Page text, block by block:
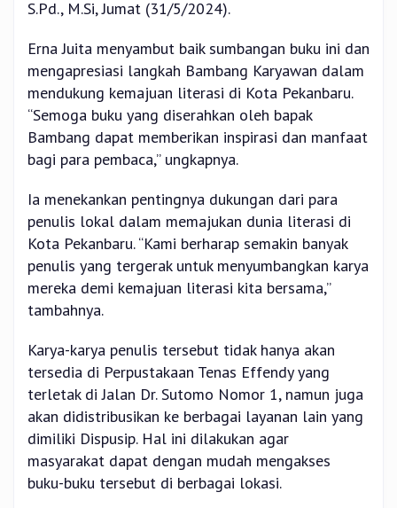
S.Pd., M.Si, Jumat (31/5/2024).
Erna Juita menyambut baik sumbangan buku ini dan
mengapresiasi langkah Bambang Karyawan dalam
mendukung kemajuan literasi di Kota Pekanbaru.
“Semoga buku yang diserahkan oleh bapak
Bambang dapat memberikan inspirasi dan manfaat
bagi para pembaca,” ungkapnya.
Ia menekankan pentingnya dukungan dari para
penulis lokal dalam memajukan dunia literasi di
Kota Pekanbaru. “Kami berharap semakin banyak
penulis yang tergerak untuk menyumbangkan karya
mereka demi kemajuan literasi kita bersama,”
tambahnya.
Karya-karya penulis tersebut tidak hanya akan
tersedia di Perpustakaan Tenas Effendy yang
terletak di Jalan Dr. Sutomo Nomor 1, namun juga
akan didistribusikan ke berbagai layanan lain yang
dimiliki Dispusip. Hal ini dilakukan agar
masyarakat dapat dengan mudah mengakses
buku-buku tersebut di berbagai lokasi.